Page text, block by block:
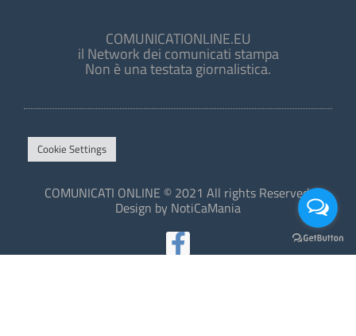
COMUNICATIONLINE.EU
il Network dei comunicati stampa
Non è una testata giornalistica.
Cookie Settings
COMUNICATI ONLINE © 2021 All rights Reserved.
Design by NotiCaMania